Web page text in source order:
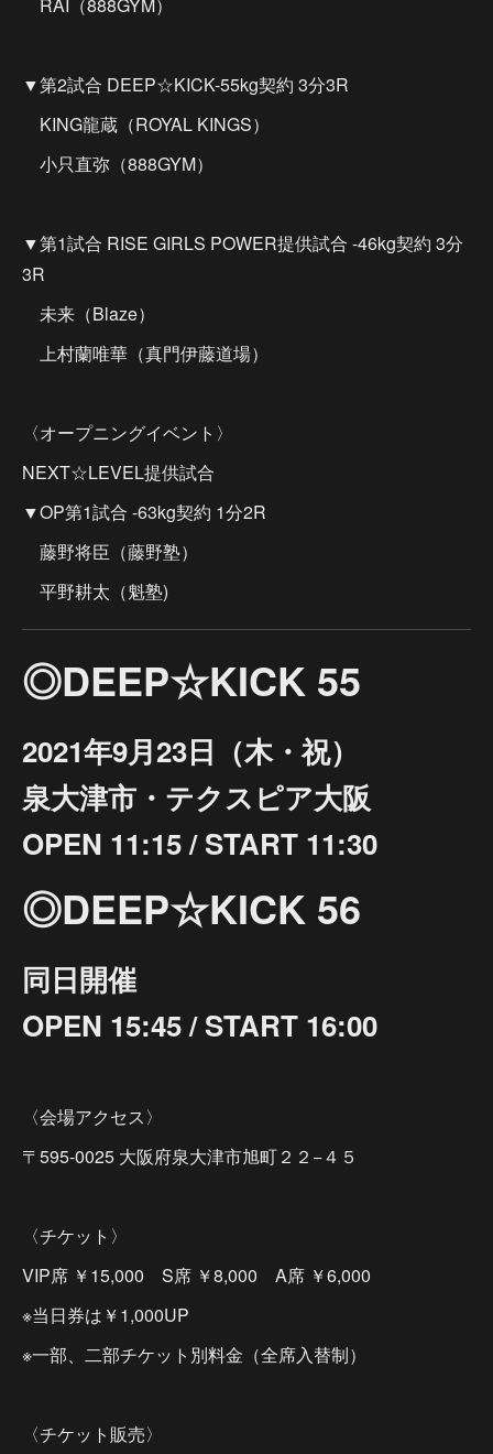
▼第2試合 DEEP☆KICK-55kg契約 3分3R
KING龍蔵（ROYAL KINGS）
小只直弥（888GYM）
▼第1試合 RISE GIRLS POWER提供試合 -46kg契約 3分
3R
未来（Blaze）
上村蘭唯華（真門伊藤道場）
〈オープニングイベント〉
NEXT☆LEVEL提供試合
▼OP第1試合 -63kg契約 1分2R
藤野将臣（藤野塾）
平野耕太（魁塾)
◎DEEP☆KICK 55
2021年9月23日（木・祝）
泉大津市・テクスピア大阪
OPEN 11:15 / START 11:30
◎DEEP☆KICK 56
同日開催
OPEN 15:45 / START 16:00
〈会場アクセス〉
〒595-0025 大阪府泉大津市旭町２２−４５
〈チケット〉
VIP席 ￥15,000 S席 ￥8,000 A席 ￥6,000
※当日券は￥1,000UP
※一部、二部チケット別料金（全席入替制）
〈チケット販売〉